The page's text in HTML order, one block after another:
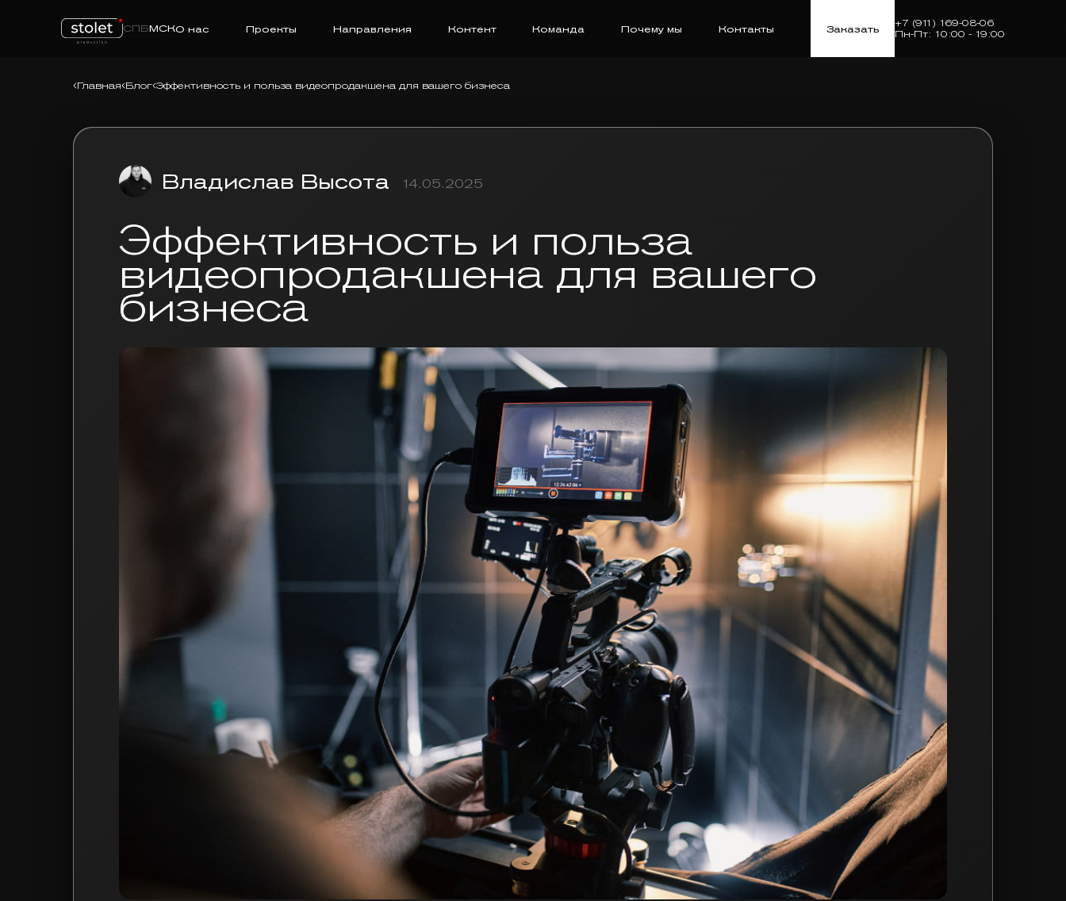
СПБМСКО нас Проекты Направления Контент Команда Почему мы Контакты Заказать
+7 (911) 169-08-06
Пн-Пт: 10:00 - 19:00
Главная Блог Эффективность и польза видеопродакшена для вашего бизнеса
Владислав Высота 14.05.2025
Эффективность и польза
видеопродакшена для вашего
бизнеса